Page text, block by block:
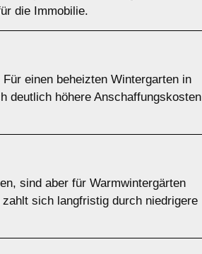
die Immobilie.
einen beheizten Wintergarten in
deutlich höhere Anschaffungskosten
sind aber für Warmwintergärten
sich langfristig durch niedrigere